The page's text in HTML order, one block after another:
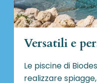
Versatili e
Le piscine di
realizzare